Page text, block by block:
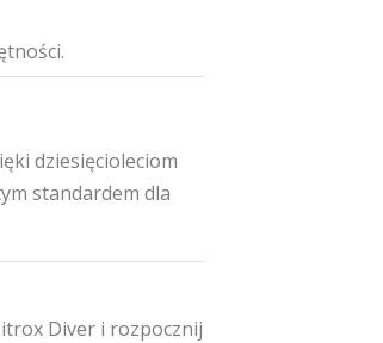
dziesięcioleciom
standardem dla
Diver i rozpocznij